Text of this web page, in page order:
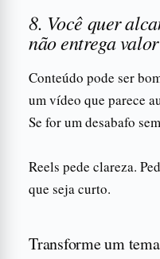
8. Você quer
não entrega
Conteúdo pode ser
um vídeo que parece
Se for um desabafo
Reels pede clareza.
que seja curto.
Transforme um